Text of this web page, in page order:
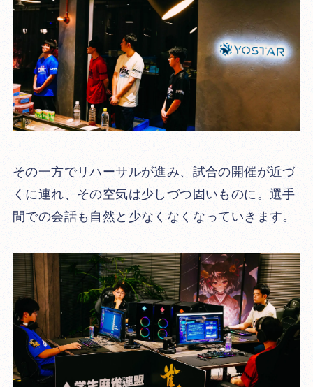
その一方でリハーサルが進み、試合の開催が近づ
くに連れ、その空気は少しづつ固いものに。選手
間での会話も自然と少なくなくなっていきます。